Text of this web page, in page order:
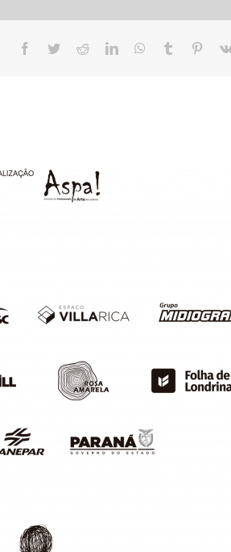
Facebook
TwitterRedditLinkedInWhatsApp
Tumblr